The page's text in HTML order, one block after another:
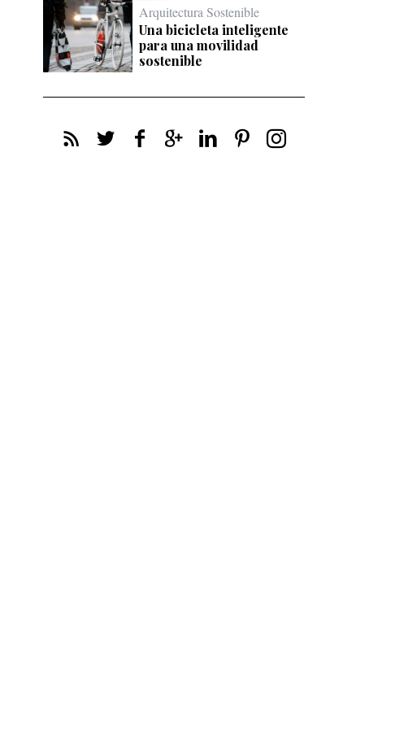
Arquitectura Sostenible
Una bicicleta inteligente
para una movilidad
sostenible